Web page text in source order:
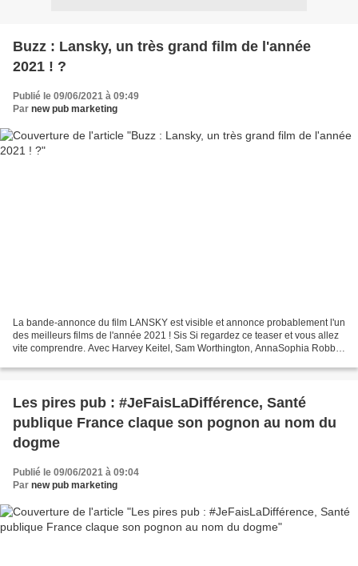
Buzz : Lansky, un très grand film de l'année
2021 ! ?
Publié le 09/06/2021 à 09:49
Par new pub marketing
La bande-annonce du film LANSKY est visible et annonce probablement l'un
des meilleurs films de l'année 2021 ! Sis Si regardez ce teaser et vous allez
vite comprendre. Avec Harvey Keitel, Sam Worthington, AnnaSophia Robb,
Les pires pub : #JeFaisLaDifférence, Santé
publique France claque son pognon au nom du
dogme
Publié le 09/06/2021 à 09:04
Par new pub marketing